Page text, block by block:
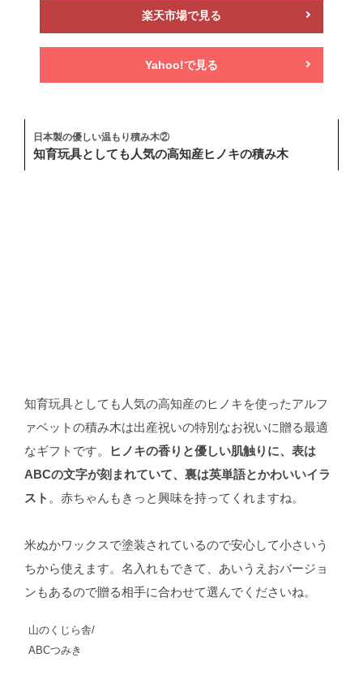
楽天市場で見る
Yahoo!で見る
日本製の優しい温もり積み木②
知育玩具としても人気の高知産ヒノキの積み木
知育玩具としても人気の高知産のヒノキを使ったアルフ
ァベットの積み木は出産祝いの特別なお祝いに贈る最適
なギフトです。
ヒノキの香りと優しい肌触りに、表は
ABCの文字が刻まれていて、裏は英単語とかわいいイラ
スト 。赤ちゃんもきっと興味を持ってくれますね。
米ぬかワックスで塗装されているので安心して小さいう
ちから使えます。名入れもできて、あいうえおバージョ
ンもあるので贈る相手に合わせて選んでくださいね。
山のくじら舎/
ABCつみき